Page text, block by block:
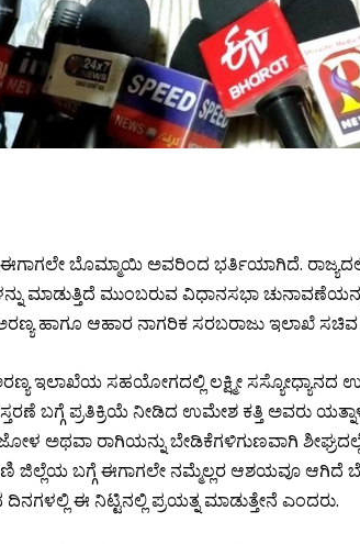
ಈಗಾಗಲೇ ಬೊಮ್ಮಾಯಿ ಅವರಿಂದ ಭರ್ತಿಯಾಗಿದೆ.
ಮಾಡುತ್ತಿದೆ ಮುಂಬರುವ ವಿಧಾನಸಭಾ
ಅರಣ್ಯ ಹಾಗೂ ಆಹಾರ ನಾಗರಿಕ ಸರಬರಾಜು ಇಲಾಖೆ
ಇಲಾಖೆಯ ಸಹಯೋಗದಲ್ಲಿ ಲಕ್ಷ್ಮೀ ಸಸ್ಯೋಧ್ಯಾನದ
ಬಗ್ಗೆ ಪ್ರತಿಕ್ರಿಯೆ ನೀಡಿದ ಉಮೇಶ ಕತ್ತಿ ಅವರು
ಅಥವಾ ರಾಗಿಯನ್ನು ಬೇಡಿಕೆಗಳಿಗುಣವಾಗಿ
ಜಿಲ್ಲೆಯ ಬಗ್ಗೆ ಈಗಾಗಲೇ ನಮ್ಮೆಲ್ಲರ ಆಶಯವೂ ಆಗಿದೆ
ಈ ನಿಟ್ಟಿನಲ್ಲಿ ಪ್ರಯತ್ನ ಮಾಡುತ್ತೇನೆ ಎಂದರು.